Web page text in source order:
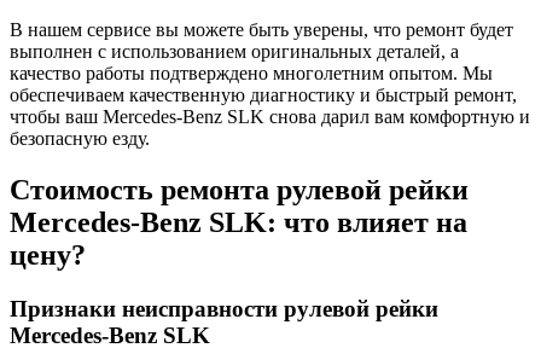
В нашем сервисе вы можете быть уверены, что ремонт будет
выполнен с использованием оригинальных деталей, а
качество работы подтверждено многолетним опытом. Мы
обеспечиваем качественную диагностику и быстрый ремонт,
чтобы ваш Mercedes-Benz SLK снова дарил вам комфортную и
безопасную езду.
Стоимость ремонта рулевой рейки
Mercedes-Benz SLK: что влияет на
цену?
Признаки неисправности рулевой рейки
Mercedes-Benz SLK